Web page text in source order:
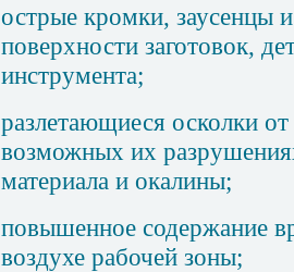
острые кромки, заусенцы
поверхности заготовок,
инструмента;
разлетающиеся осколки
возможных их
материала и окалины;
повышенное содержание
воздухе рабочей зоны;